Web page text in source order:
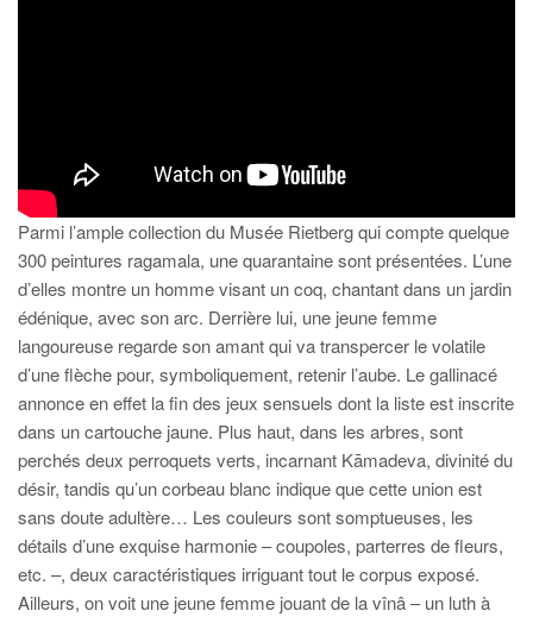
Parmi l’ample collection du Musée Rietberg qui compte quelque
300 peintures ragamala, une quarantaine sont présentées. L’une
d’elles montre un homme visant un coq, chantant dans un jardin
édénique, avec son arc. Derrière lui, une jeune femme
langoureuse regarde son amant qui va transpercer le volatile
d’une flèche pour, symboliquement, retenir l’aube. Le gallinacé
annonce en effet la fin des jeux sensuels dont la liste est inscrite
dans un cartouche jaune. Plus haut, dans les arbres, sont
perchés deux perroquets verts, incarnant Kāmadeva, divinité du
désir, tandis qu’un corbeau blanc indique que cette union est
sans doute adultère… Les couleurs sont somptueuses, les
détails d’une exquise harmonie – coupoles, parterres de fleurs,
etc. –, deux caractéristiques irriguant tout le corpus exposé.
Ailleurs, on voit une jeune femme jouant de la vînâ – un luth à